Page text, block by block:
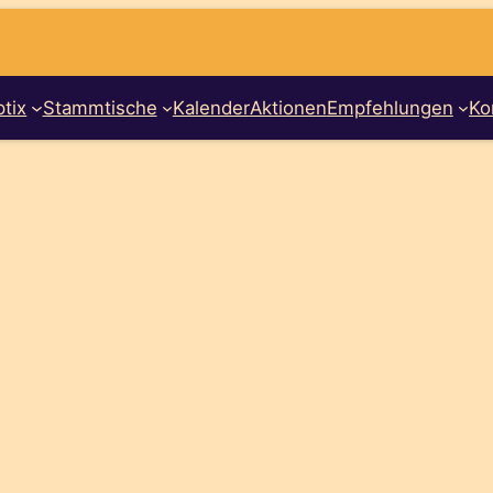
Stammtische KalenderAktionenEmpfehlungen